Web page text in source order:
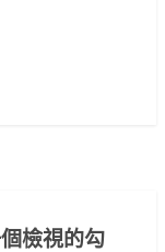
檢視的勾